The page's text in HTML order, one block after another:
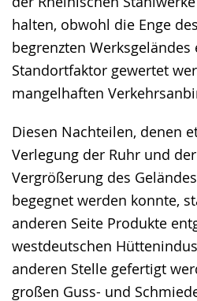
halten, obwohl die Enge
begrenzten
Standortfaktor gewertet
mangelhaften
Diesen Nachteilen, denen
Verlegung der Ruhr und
Vergrößerung des
begegnet werden konnte,
anderen Seite Produkte
westdeutschen
anderen Stelle gefertigt
großen Guss- und